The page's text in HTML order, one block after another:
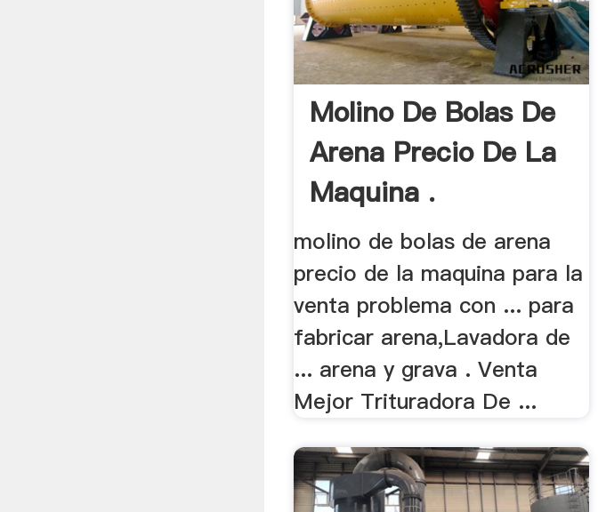
Molino De Bolas De
Arena Precio De La
Maquina .
molino de bolas de arena
precio de la maquina para la
venta problema con ... para
fabricar arena,Lavadora de
... arena y grava . Venta
Mejor Trituradora De ...